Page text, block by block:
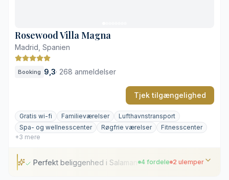
Rosewood Villa Magna
Madrid, Spanien
Booking 9,3· 268 anmeldelser
Tjek tilgængelighed
Gratis wi-fi Familieværelser
Lufthavnstransport
Spa- og wellnesscenter
Røgfrie værelser
Fitnesscenter
+3 mere
Perfekt beliggenhed i Salamanca4 fordele 2 ulemper